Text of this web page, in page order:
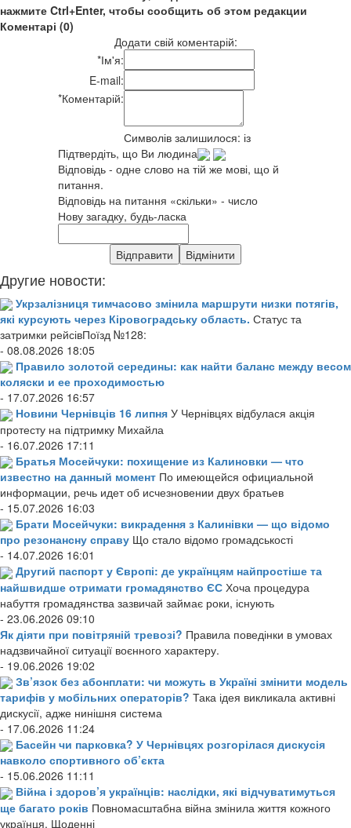
нажмите Ctrl+Enter, чтобы сообщить об этом редакции
Коментарі (0)
Додати свій коментарій:
*Ім'я:
E-mail:
*Коментарій:
Символів залишилося: із
Підтвердіть, що Ви людина
Відповідь - одне слово на тій же мові, що й
питання.
Відповідь на питання «скільки» - число
Нову загадку, будь-ласка
Другие новости:
Укрзалізниця тимчасово змінила маршрути низки потягів,
які курсують через Кіровоградську область. Статус та
затримки рейсівПоїзд №128:
- 08.08.2026 18:05
Правило золотой середины: как найти баланс между весом
коляски и ее проходимостью
- 17.07.2026 16:57
Новини Чернівців 16 липня У Чернівцях відбулася акція
протесту на підтримку Михайла
- 16.07.2026 17:11
Братья Мосейчуки: похищение из Калиновки — что
известно на данный момент По имеющейся официальной
информации, речь идет об исчезновении двух братьев
- 15.07.2026 16:03
Брати Мосейчуки: викрадення з Калинівки — що відомо
про резонансну справу Що стало відомо громадськості
- 14.07.2026 16:01
Другий паспорт у Європі: де українцям найпростіше та
найшвидше отримати громадянство ЄС Хоча процедура
набуття громадянства зазвичай займає роки, існують
- 23.06.2026 09:10
Як діяти при повітряній тревозі? Правила поведінки в умовах
надзвичайної ситуації воєнного характеру.
- 19.06.2026 19:02
Зв’язок без абонплати: чи можуть в Україні змінити модель
тарифів у мобільних операторів? Така ідея викликала активні
дискусії, адже нинішня система
- 17.06.2026 11:24
Басейн чи парковка? У Чернівцях розгорілася дискусія
навколо спортивного об’єкта
- 15.06.2026 11:11
Війна і здоров’я українців: наслідки, які відчуватимуться
ще багато років Повномасштабна війна змінила життя кожного
українця. Щоденні